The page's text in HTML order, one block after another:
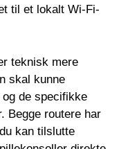
til et lokalt Wi-Fi-
teknisk mere
skal kunne
de specifikke
Begge routere har
kan tilslutte